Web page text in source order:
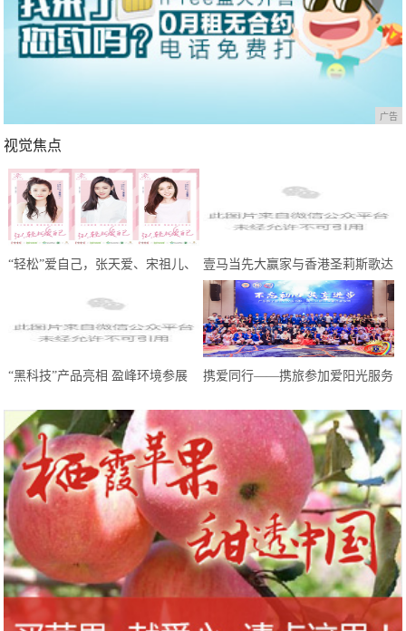
广告
视觉焦点
“轻松”爱自己，张天爱、宋祖儿、
壹马当先大赢家与香港圣莉斯歌达
成全国战略合作，共创美业，共赢
未来
“黑科技”产品亮相 盈峰环境参展
携爱同行——携旅参加爱阳光服务